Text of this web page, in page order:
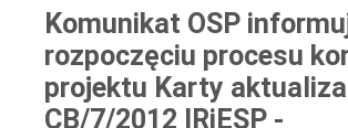
Komunikat OSP
rozpoczęciu procesu
projektu Karty
CB/7/2012 IRiESP -